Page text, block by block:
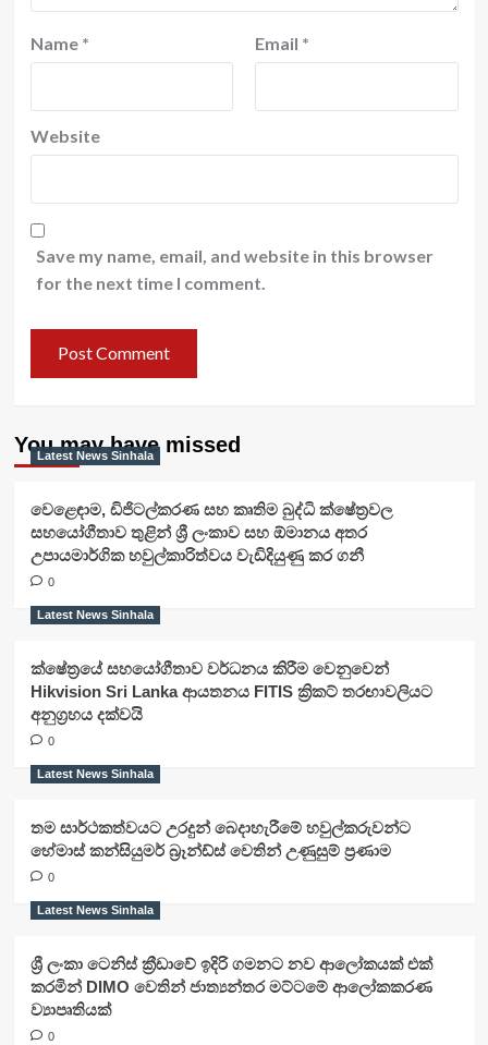
Name * Email *
Website
Save my name, email, and website in this browser
for the next time I comment.
You may have missed
Latest News Sinhala
වෙළෙඳාම, ඩිජිටල්කරණ සහ කෘතිම බුද්ධි ක්ෂේත්‍රවල
සහයෝගීතාව තුළින් ශ්‍රී ලංකාව සහ ඕමානය අතර
උපායමාර්ගික හවුල්කාරිත්වය වැඩිදියුණු කර ගනී
0
Latest News Sinhala
ක්ෂේත්‍රයේ සහයෝගීතාව වර්ධනය කිරීම වෙනුවෙන්
Hikvision Sri Lanka ආයතනය FITIS ක්‍රිකට් තරඟාවලියට
අනුග්‍රහය දක්වයි
0
Latest News Sinhala
තම සාර්ථකත්වයට උරදුන් බෙදාහැරීමේ හවුල්කරුවන්ට
හේමාස් කන්සියුමර් බ්‍රෑන්ඩ්ස් වෙතින් උණුසුම් ප්‍රණාම
0
Latest News Sinhala
ශ්‍රී ලංකා ටෙනිස් ක්‍රීඩාවේ ඉදිරි ගමනට නව ආලෝකයක් එක්
කරමින් DIMO වෙතින් ජාත්‍යන්තර මට්ටමේ ආලෝකකරණ
ව්‍යාපෘතියක්
0